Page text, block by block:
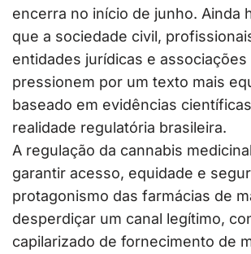
encerra no início de junho. Ainda
que a sociedade civil,
entidades jurídicas e
pressionem por um texto mais
baseado em evidências
realidade regulatória brasileira.
A regulação da cannabis
garantir acesso, equidade e
protagonismo das farmácias de
desperdiçar um canal legítimo,
capilarizado de fornecimento de